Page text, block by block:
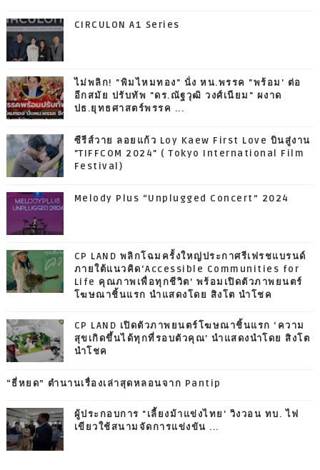
CIRCULON A1 Series
ไม่พลิก! "พิมไหมทอง" นั่ง หน.พรรค "พร้อม' ต่อ
อีกสมัย ปรับทัพ "ดร.ณัฐวุฒิ วงศ์เนียม" ผงาด
ปธ.ยุทธศาสตร์พรรค ...
ซีรีส์วาย ลอยแก้ว Loy Kaew First Love บินสู่งาน
"TIFFCOM 2024" ( Tokyo International Film
Festival)
Melody Plus “Unplugged Concert” 2024
CP LAND พลิกโฉมครั้งใหญ่ประกาศรีเฟรชแบรนด์
ภายใต้แนวคิด‘Accessible Communities for
Life คุณภาพเพื่อทุกชีวิต’ พร้อมเปิดตัวภาพยนตร์
โฆษณาชิ้นแรก นำแสดงโดย สิงโต นำโชค
CP LAND เปิดตัวภาพยนตร์โฆษณาชิ้นแรก ‘ความ
สุขเกิดขึ้นได้ทุกที่รอบตัวคุณ’ นำแสดงนำโดย สิงโต
นำโชค
“ธี่หยด” ตำนานเรื่องเล่าสุดหลอนจาก Pantip
ผู้ประกอบการ "เลี้ยงม้าแข่งไทย' วิงวอน ทบ. ไฟ
เขียวใช้สนามจัดการแข่งขัน ...